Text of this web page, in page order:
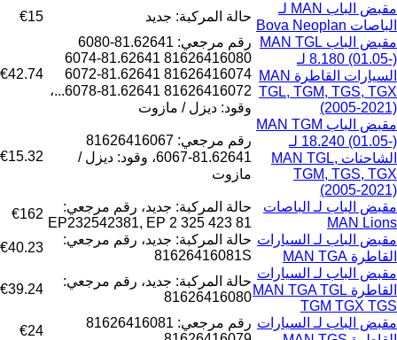
مقبض الباب MAN لـ
الباصات Bova Neoplan
حالة المركبة: جديد
€15
مقبض الباب MAN TGL
8.180 (01.05-) لـ
السيارات القاطرة MAN
TGL, TGM, TGS, TGX
(2005-2021)
رقم مرجعي: 81.62641-6080
81626416080 81.62641-6074
81626416074 81.62641-6072
81626416072 81.62641-6078...،
وقود: ديزل / مازوت
€42.74
مقبض الباب MAN TGM
18.240 (01.05-) لـ
الشاحنات MAN TGL,
TGM, TGS, TGX
(2005-2021)
رقم مرجعي: 81626416067
81.62641-6067، وقود: ديزل /
مازوت
€15.32
مقبض الباب لـ الباصات
MAN Lions
حالة المركبة: جديد، رقم مرجعي:
EP232542381, EP 2 325 423 81
€162
مقبض الباب لـ السيارات
القاطرة MAN TGA
حالة المركبة: جديد، رقم مرجعي:
81626416081S
€40.23
مقبض الباب لـ السيارات
القاطرة MAN TGA TGL
TGM TGX TGS
حالة المركبة: جديد، رقم مرجعي:
81626416080
€39.24
مقبض الباب لـ السيارات
رقم مرجعي: 81626416081
€24